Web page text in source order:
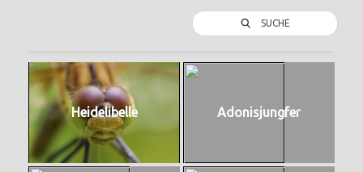
SUCHE
Heidelibelle Adonisjungfer